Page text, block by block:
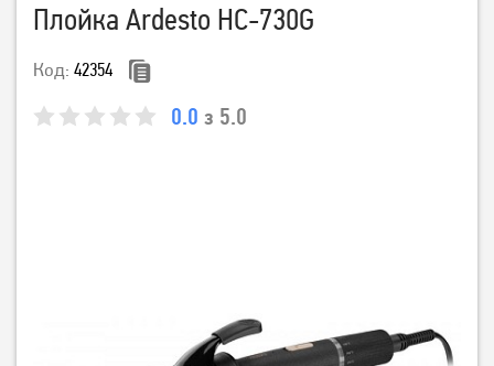
Плойка Ardesto HC-730G
Код: 42354
0.0 з 5.0